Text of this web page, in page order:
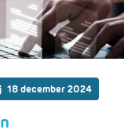
Data en analyse
18 december 2024